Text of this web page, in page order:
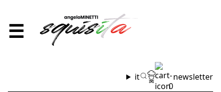
☰
it
0
newsletter